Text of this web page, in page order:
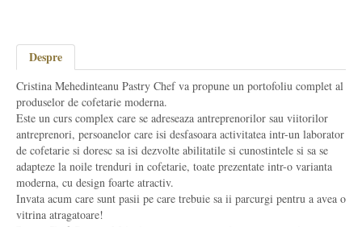
Despre
Cristina Mehedinteanu Pastry Chef va propune un portofoliu complet al
produselor de cofetarie moderna.
Este un curs complex care se adreseaza antreprenorilor sau viitorilor
antreprenori, persoanelor care isi desfasoara activitatea intr-un laborator
de cofetarie si doresc sa isi dezvolte abilitatile si cunostintele si sa se
adapteze la noile trenduri in cofetarie, toate prezentate intr-o varianta
moderna, cu design foarte atractiv.
Invata acum care sunt pasii pe care trebuie sa ii parcurgi pentru a avea o
vitrina atragatoare!